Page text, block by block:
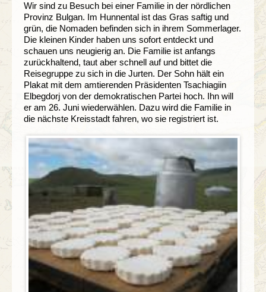
Wir sind zu Besuch bei einer Familie in der nördlichen
Provinz Bulgan. Im Hunnental ist das Gras saftig und
grün, die Nomaden befinden sich in ihrem Sommerlager.
Die kleinen Kinder haben uns sofort entdeckt und
schauen uns neugierig an. Die Familie ist anfangs
zurückhaltend, taut aber schnell auf und bittet die
Reisegruppe zu sich in die Jurten. Der Sohn hält ein
Plakat mit dem amtierenden Präsidenten Tsachiagiin
Elbegdorj von der demokratischen Partei hoch. Ihn will
er am 26. Juni wiederwählen. Dazu wird die Familie in
die nächste Kreisstadt fahren, wo sie registriert ist.